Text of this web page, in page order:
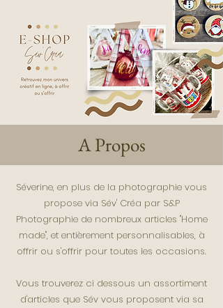
A Propos
Séverine, en plus de la photographie vous
propose via Sév' Créa par S&P
Photographie de nombreux articles "Home
made", et entièrement personnalisables, à
offrir ou s'offrir pour toutes les occasions.
Vous trouverez ci dessous un assortiment
d'articles que Sév vous proposent via sa